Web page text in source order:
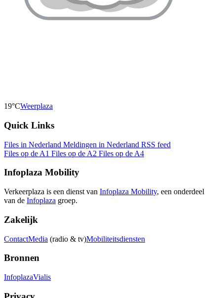
19°CWeerplaza
Quick Links
Files in Nederland Meldingen in Nederland RSS feed
Files op de A1 Files op de A2 Files op de A4
Infoplaza Mobility
Verkeerplaza is een dienst van Infoplaza Mobility, een onderdeel
van de Infoplaza groep.
Zakelijk
ContactMedia (radio & tv)Mobiliteitsdiensten
Bronnen
InfoplazaVialis